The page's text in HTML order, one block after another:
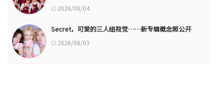
2026/08/04
Secret，可爱的三人组视觉……新专辑概念照公开
2026/08/03